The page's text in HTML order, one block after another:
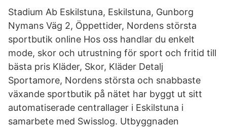
Stadium Ab Eskilstuna, Eskilstuna, Gunborg
Nymans Väg 2, Öppettider, Nordens största
sportbutik online Hos oss handlar du enkelt
mode, skor och utrustning för sport och fritid till
bästa pris Kläder, Skor, Kläder Detalj
Sportamore, Nordens största och snabbaste
växande sportbutik på nätet har byggt ut sitt
automatiserade centrallager i Eskilstuna i
samarbete med Swisslog. Utbyggnaden